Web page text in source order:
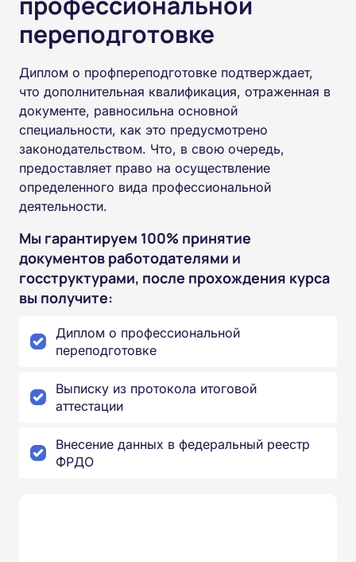
переподготовке
Диплом о профпереподготовке подтверждает,
что дополнительная квалификация, отраженная в
документе, равносильна основной
специальности, как это предусмотрено
законодательством. Что, в свою очередь,
предоставляет право на осуществление
определенного вида профессиональной
деятельности.
Мы гарантируем 100% принятие
документов работодателями и
госструктурами, после прохождения курса
вы получите:
Диплом о профессиональной
переподготовке
Выписку из протокола итоговой
аттестации
Внесение данных в федеральный реестр
ФРДО